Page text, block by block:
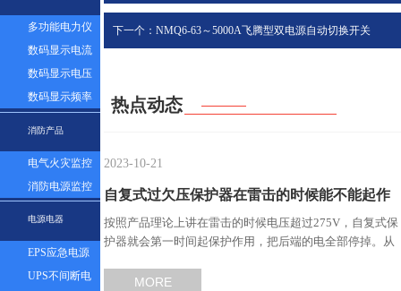
多功能电力仪
表
数码显示电流
表
数码显示电压
表
数码显示频率
消防产品
电气火灾监控
探测器
消防电源监控
电源电器
EPS应急电源
UPS不间断电
下一个：NMQ6-63～5000A飞腾型双电源自动切换开关
热点动态
2023-10-21
自复式过欠压保护器在雷击的时候能不能起作
用？…
按照产品理论上讲在雷击的时候电压超过275V，自复式保
护器就会第一时间起保护作用，把后端的电全部停掉。从
MORE